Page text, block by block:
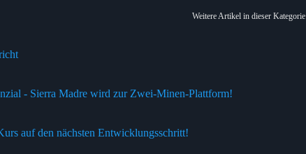
Weitere Artikel in dieser Kategorie
- Sierra Madre wird zur Zwei-Minen-Plattform!
auf den nächsten Entwicklungsschritt!